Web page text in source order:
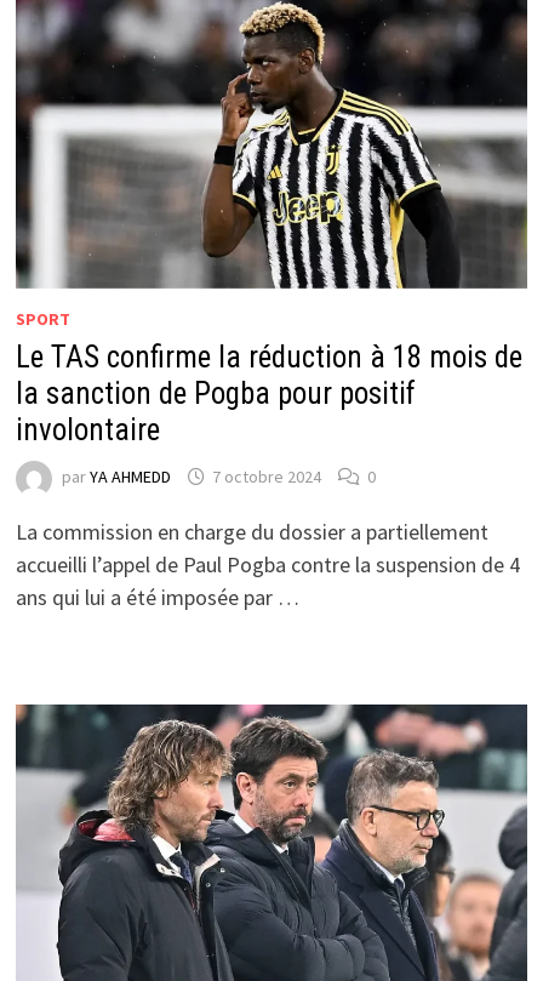
SPORT
Le TAS confirme la réduction à 18 mois de
la sanction de Pogba pour positif
involontaire
parYA AHMEDD 7 octobre 2024 0
La commission en charge du dossier a partiellement
accueilli l’appel de Paul Pogba contre la suspension de 4
ans qui lui a été imposée par …